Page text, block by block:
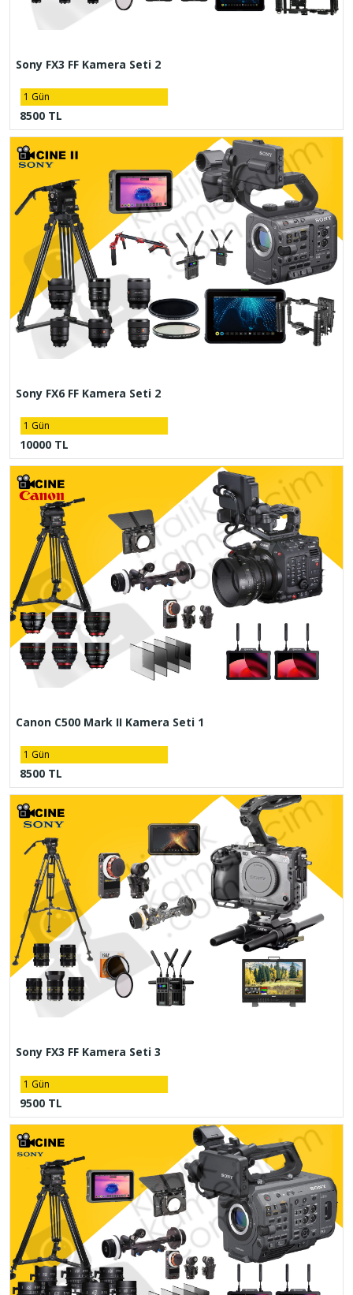
Sony FX3 FF Kamera Seti 2
1 Gün
8500 TL
Sony FX6 FF Kamera Seti 2
1 Gün
10000 TL
Canon C500 Mark II Kamera Seti 1
1 Gün
8500 TL
Sony FX3 FF Kamera Seti 3
1 Gün
9500 TL